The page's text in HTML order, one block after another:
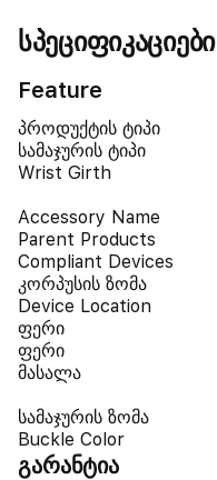
სპეციფიკაციები
Feature
პროდუქტის ტიპი
სამაჯურის ტიპი
Wrist Girth
Accessory Name
Parent Products
Compliant Devices
კორპუსის ზომა
Device Location
ფერი
ფერი
მასალა
სამაჯურის ზომა
Buckle Color
გარანტია